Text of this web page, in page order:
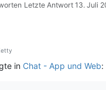
Letzte Antwort 13. Juli
in Chat - App und Web: